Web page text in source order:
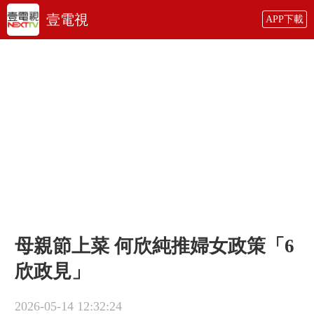
壹電視 APP下載
母親節上菜 何欣純推婦女政策「6
欣政見」
2026-05-14 12:32:24